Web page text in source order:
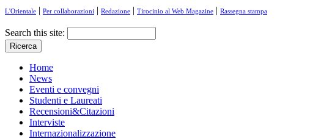
L'Orientale | Per collaborazioni | Redazione | Tirocinio al Web Magazine | Rassegna stampa
Search this site:
Home
News
Eventi e convegni
Studenti e Laureati
Recensioni&Citazioni
Interviste
Internazionalizzazione